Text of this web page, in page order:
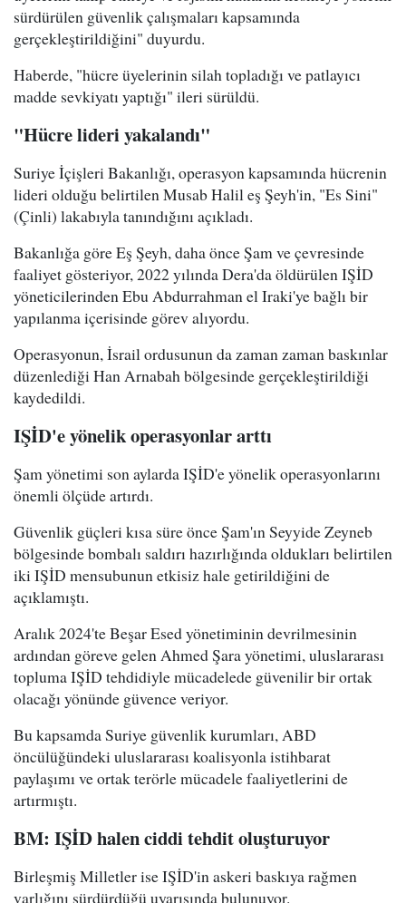
sürdürülen güvenlik çalışmaları kapsamında
gerçekleştirildiğini" duyurdu.
Haberde, "hücre üyelerinin silah topladığı ve patlayıcı
madde sevkiyatı yaptığı" ileri sürüldü.
"Hücre lideri yakalandı"
Suriye İçişleri Bakanlığı, operasyon kapsamında hücrenin
lideri olduğu belirtilen Musab Halil eş Şeyh'in, "Es Sini"
(Çinli) lakabıyla tanındığını açıkladı.
Bakanlığa göre Eş Şeyh, daha önce Şam ve çevresinde
faaliyet gösteriyor, 2022 yılında Dera'da öldürülen IŞİD
yöneticilerinden Ebu Abdurrahman el Iraki'ye bağlı bir
yapılanma içerisinde görev alıyordu.
Operasyonun, İsrail ordusunun da zaman zaman baskınlar
düzenlediği Han Arnabah bölgesinde gerçekleştirildiği
kaydedildi.
IŞİD'e yönelik operasyonlar arttı
Şam yönetimi son aylarda IŞİD'e yönelik operasyonlarını
önemli ölçüde artırdı.
Güvenlik güçleri kısa süre önce Şam'ın Seyyide Zeyneb
bölgesinde bombalı saldırı hazırlığında oldukları belirtilen
iki IŞİD mensubunun etkisiz hale getirildiğini de
açıklamıştı.
Aralık 2024'te Beşar Esed yönetiminin devrilmesinin
ardından göreve gelen Ahmed Şara yönetimi, uluslararası
topluma IŞİD tehdidiyle mücadelede güvenilir bir ortak
olacağı yönünde güvence veriyor.
Bu kapsamda Suriye güvenlik kurumları, ABD
öncülüğündeki uluslararası koalisyonla istihbarat
paylaşımı ve ortak terörle mücadele faaliyetlerini de
artırmıştı.
BM: IŞİD halen ciddi tehdit oluşturuyor
Birleşmiş Milletler ise IŞİD'in askeri baskıya rağmen
varlığını sürdürdüğü uyarısında bulunuyor.